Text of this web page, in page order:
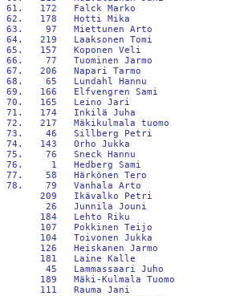
61.   172   Falck Marko
62.   178   Hotti Mika
63.    97   Miettunen Arto
64.   219   Laaksonen Tomi
65.   157   Koponen Veli
66.    77   Tuominen Jarmo
67.   206   Napari Tarmo
68.    65   Lundahl Hannu
69.   166   Elfvengren Sami
70.   165   Leino Jari
71.   174   Inkilä Juha
72.   217   Mäkikulmala tuomo
73.    46   Sillberg Petri
74.   143   Orho Jukka
75.    76   Sneck Hannu
76.     1   Hedberg Sami
77.    58   Härkönen Tero
78.    79   Vanhala Arto
209   Ikävalko Petri
26   Junnila Jouni
184   Lehto Riku
107   Pokkinen Teijo
104   Toivonen Jukka
126   Heiskanen Jarmo
181   Laine Kalle
45   Lammassaari Juho
189   Mäki-Kulmala Tuomo
111   Rauma Jani